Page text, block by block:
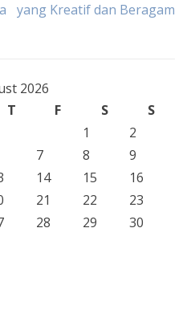
yang Kreatif dan Beragam
2026
T F S
S
1
2
7 8
9
14 15
16
21 22
23
28 29
30